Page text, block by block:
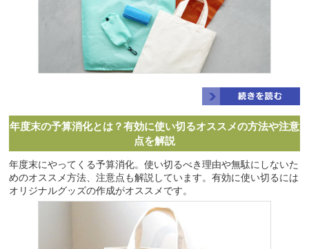
年度末の予算消化とは？有効に使い切るオススメの方法や注意
点を解説
年度末にやってくる予算消化。使い切るべき理由や無駄にしないた
めのオススメ方法、注意点も解説しています。有効に使い切るには
オリジナルグッズの作成がオススメです。